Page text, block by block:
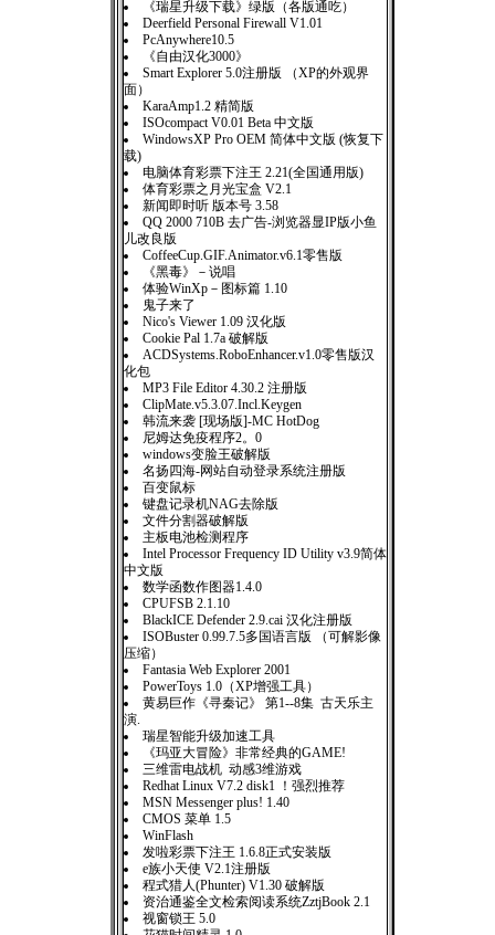
《瑞星升级下载》绿版（各版通吃）
Deerfield Personal Firewall V1.01
PcAnywhere10.5
《自由汉化3000》
Smart Explorer 5.0注册版 （XP的外观界
面）
KaraAmp1.2 精简版
ISOcompact V0.01 Beta 中文版
WindowsXP Pro OEM 简体中文版 (恢复下
载)
电脑体育彩票下注王 2.21(全国通用版)
体育彩票之月光宝盒 V2.1
新闻即时听 版本号 3.58
QQ 2000 710B 去广告-浏览器显IP版小鱼
儿改良版
CoffeeCup.GIF.Animator.v6.1零售版
《黑毒》－说唱
体验WinXp－图标篇 1.10
鬼子来了
Nico's Viewer 1.09 汉化版
Cookie Pal 1.7a 破解版
ACDSystems.RoboEnhancer.v1.0零售版汉
化包
MP3 File Editor 4.30.2 注册版
ClipMate.v5.3.07.Incl.Keygen
韩流来袭 [现场版]-MC HotDog
尼姆达免疫程序2。0
windows变脸王破解版
名扬四海-网站自动登录系统注册版
百变鼠标
键盘记录机NAG去除版
文件分割器破解版
主板电池检测程序
Intel Processor Frequency ID Utility v3.9简体
中文版
数学函数作图器1.4.0
CPUFSB 2.1.10
BlackICE Defender 2.9.cai 汉化注册版
ISOBuster 0.99.7.5多国语言版 （可解影像
压缩）
Fantasia Web Explorer 2001
PowerToys 1.0（XP增强工具）
黄易巨作《寻秦记》 第1--8集 古天乐主
演.
瑞星智能升级加速工具
《玛亚大冒险》非常经典的GAME!
三维雷电战机 动感3维游戏
Redhat Linux V7.2 disk1 ！强烈推荐
MSN Messenger plus! 1.40
CMOS 菜单 1.5
WinFlash
发啦彩票下注王 1.6.8正式安装版
e族小天使 V2.1注册版
程式猎人(Phunter) V1.30 破解版
资治通鉴全文检索阅读系统ZztjBook 2.1
视窗锁王 5.0